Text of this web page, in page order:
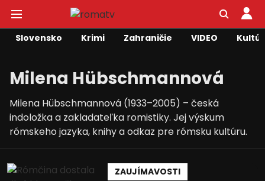
Slovensko Krimi Zahraničie VIDEO
Milena Hübschmannová
Milena Hübschmannová (1933–2005) – česká
indoložka a zakladateľka romistiky. Jej výskum
rómskeho jazyka, knihy a odkaz pre rómsku kultúru.
ZAUJÍMAVOSTI